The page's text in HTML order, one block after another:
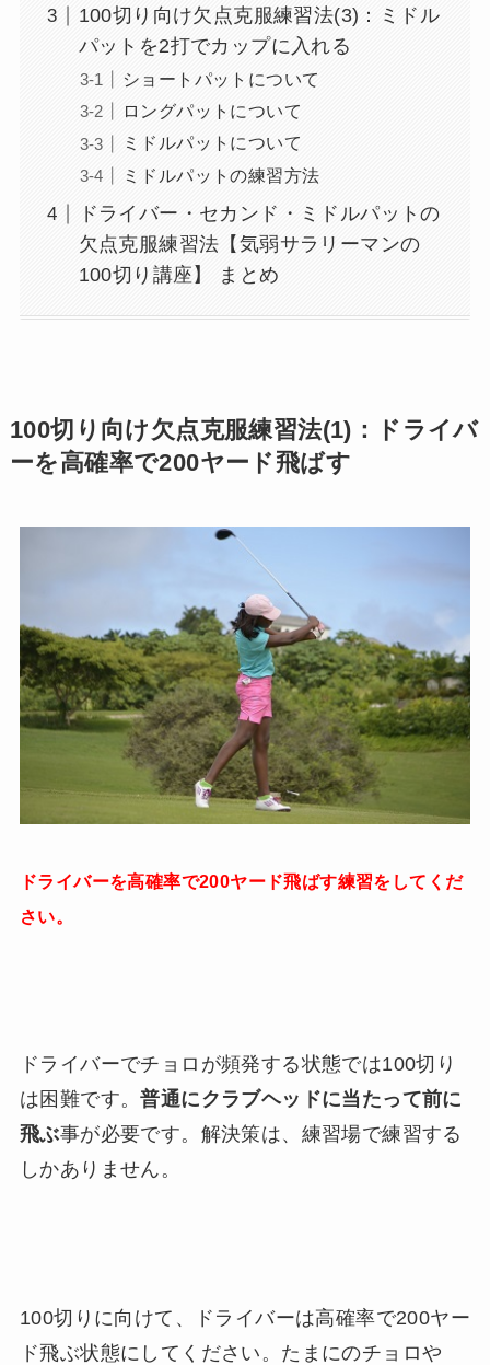
100切り向け欠点克服練習法(3)：ミドル
パットを2打でカップに入れる
ショートパットについて
ロングパットについて
ミドルパットについて
ミドルパットの練習方法
ドライバー・セカンド・ミドルパットの
欠点克服練習法【気弱サラリーマンの
100切り講座】 まとめ
100切り向け欠点克服練習法(1)：ドライバ
ーを高確率で200ヤード飛ばす
ドライバーを高確率で200ヤード飛ばす練習をしてくだ
さい。
ドライバーでチョロが頻発する状態では100切り
は困難です。普通にクラブヘッドに当たって前に
飛ぶ事が必要です。解決策は、練習場で練習する
しかありません。
100切りに向けて、ドライバーは高確率で200ヤー
ド飛ぶ状態にしてください。たまにのチョロや